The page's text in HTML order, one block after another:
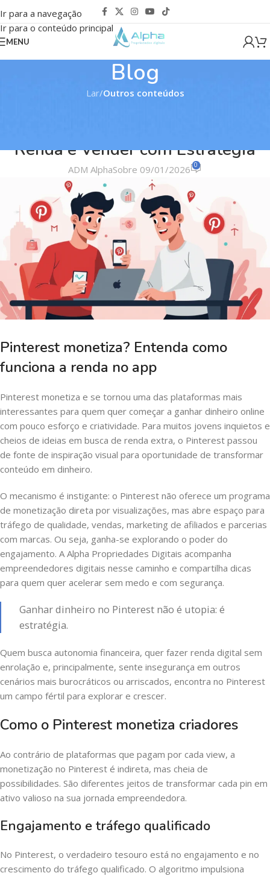
Ir para a navegação
Ir para o conteúdo principal
MENU
Blog
Lar/Outros conteúdos
Renda e Vender com Estratégia
ADM AlphaSobre 09/01/2026 0
Pinterest monetiza? Entenda como
funciona a renda no app
Pinterest monetiza e se tornou uma das plataformas mais
interessantes para quem quer começar a ganhar dinheiro online
com pouco esforço e criatividade. Para muitos jovens inquietos e
cheios de ideias em busca de renda extra, o Pinterest passou
de fonte de inspiração visual para oportunidade de transformar
conteúdo em dinheiro.
O mecanismo é instigante: o Pinterest não oferece um programa
de monetização direta por visualizações, mas abre espaço para
tráfego de qualidade, vendas, marketing de afiliados e parcerias
com marcas. Ou seja, ganha-se explorando o poder do
engajamento. A Alpha Propriedades Digitais acompanha
empreendedores digitais nesse caminho e compartilha dicas
para quem quer acelerar sem medo e com segurança.
Ganhar dinheiro no Pinterest não é utopia: é
estratégia.
Quem busca autonomia financeira, quer fazer renda digital sem
enrolação e, principalmente, sente insegurança em outros
cenários mais burocráticos ou arriscados, encontra no Pinterest
um campo fértil para explorar e crescer.
Como o Pinterest monetiza criadores
Ao contrário de plataformas que pagam por cada view, a
monetização no Pinterest é indireta, mas cheia de
possibilidades. São diferentes jeitos de transformar cada pin em
ativo valioso na sua jornada empreendedora.
Engajamento e tráfego qualificado
No Pinterest, o verdadeiro tesouro está no engajamento e no
crescimento do tráfego qualificado. O algoritmo impulsiona